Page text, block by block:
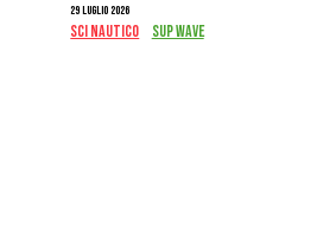
29 Luglio 2026
SCI NAUTICO SUP WAVE